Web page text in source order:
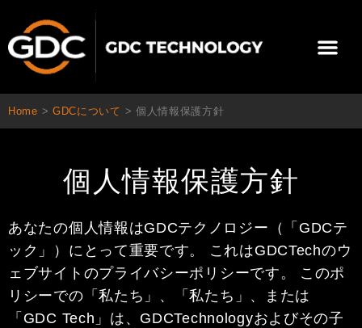
を
メ
ニ
ー
Home > GDCについて > 個人情報保護方針
個人情報保護方針
あなたの個人情報はGDCテクノロジー（「GDCテ
ック」）にとって重要です。 これはGDCTechのウ
ェブサイトのプライバシーポリシーです。 このポ
リシーでの「私たち」、「私たち」、または
「GDC Tech」は、GDCTechnologyおよびその子